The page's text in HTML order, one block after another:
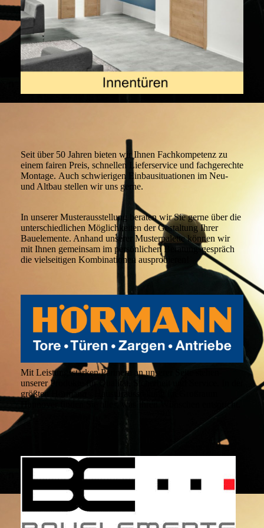
Seit über 50 Jahren bieten wir Ihnen Fachkompetenz zu
einem fairen Preis, schnellen Lieferservice und fachgerechte
Montage. Auch schwierigen Einbausituationen im Neu-
und Altbau stellen wir uns gerne.
In unserer Musterausstellung beraten wir Sie gerne über die
unterschiedlichen Möglichkeiten der Gestaltung Ihrer
Bauelemente. Anhand unserer Musterpalette können wir
mit Ihnen gemeinsam im persönlichen Beratungsgespräch
die vielseitigen Kombinationen ausprobieren!
Mit Leistungsstarken Partnern an unserer Seite stehen
unserer Produkte für Qualität, Sicherheit und Service. In der
größten Hörmann - Haustürausstellung im Großraum
Hannover finden Sie alles, was Ihren Wünschen entspricht.